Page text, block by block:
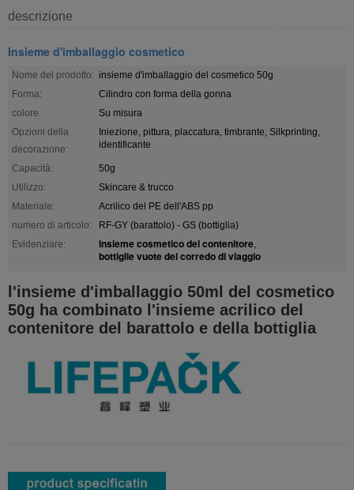
descrizione
Insieme d'imballaggio cosmetico
Nome del prodotto: insieme d'imballaggio del cosmetico 50g
Forma:
Cilindro con forma della gonna
colore:
Su misura
Opzioni della
decorazione:
Iniezione, pittura, placcatura, timbrante, Silkprinting,
identificante
Capacità:
50g
Utilizzo:
Skincare & trucco
Materiale:
Acrilico del PE dell'ABS pp
numero di articolo:
RF-GY (barattolo) - GS (bottiglia)
Evidenziare:
insieme cosmetico del contenitore,
bottiglie vuote del corredo di viaggio
l'insieme d'imballaggio 50ml del cosmetico
50g ha combinato l'insieme acrilico del
contenitore del barattolo e della bottiglia